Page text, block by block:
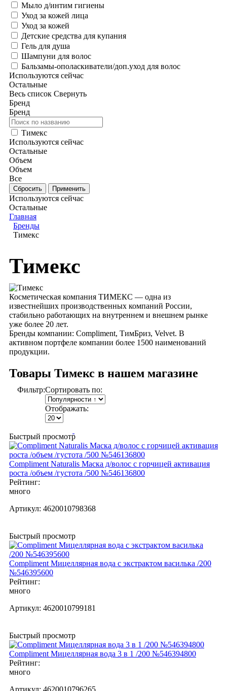
Мыло д/интим гигиены
Уход за кожей лица
Уход за кожей
Детские средства для купания
Гель для душа
Шампуни для волос
Бальзамы-ополаскиватели/доп.уход для волос
Используются сейчас
Остальные
Весь список Свернуть
Бренд
Бренд
Тимекс
Используются сейчас
Остальные
Объем
Объем
Все
Используются сейчас
Остальные
Главная
Бренды
Тимекс
Тимекс
Косметическая компания ТИМЕКС — одна из
известнейших производственных компаний России,
стабильно работающих на внутреннем и внешнем рынке
уже более 20 лет.
Бренды компании: Compliment, ТимБриз, Velvet. В
активном портфеле компании более 1500 наименований
продукции.
Товары Тимекс в нашем магазине
Фильтр:Сортировать по:
Отображать:
Быстрый просмотр
Compliment Naturalis Маска д/волос с горчицей активация
роста /объем /густота /500 №546136800
Рейтинг:
много
Артикул: 4620010798368
Быстрый просмотр
Compliment Мицеллярная вода с экстрактом василька /200
№546395600
Рейтинг:
много
Артикул: 4620010799181
Быстрый просмотр
Compliment Мицеллярная вода 3 в 1 /200 №546394800
Рейтинг:
много
Артикул: 4620010796265